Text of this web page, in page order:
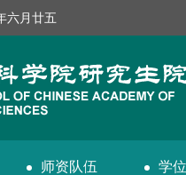
月廿五
师资队伍 学